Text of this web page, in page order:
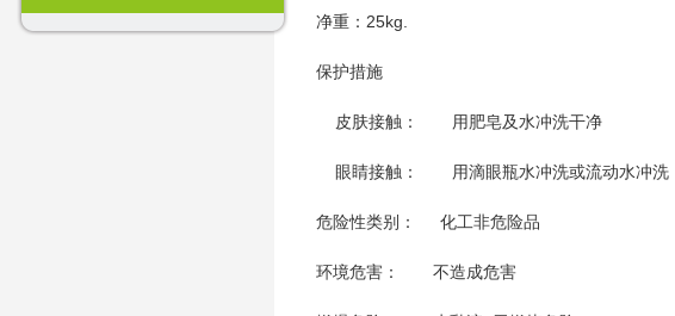
净重：25kg.
保护措施
皮肤接触： 用肥皂及水冲洗干净
眼睛接触： 用滴眼瓶水冲洗或流动水冲洗
危险性类别： 化工非危险品
环境危害： 不造成危害